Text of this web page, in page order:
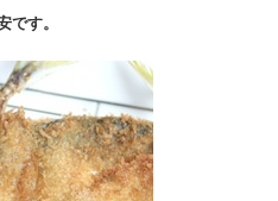
です。